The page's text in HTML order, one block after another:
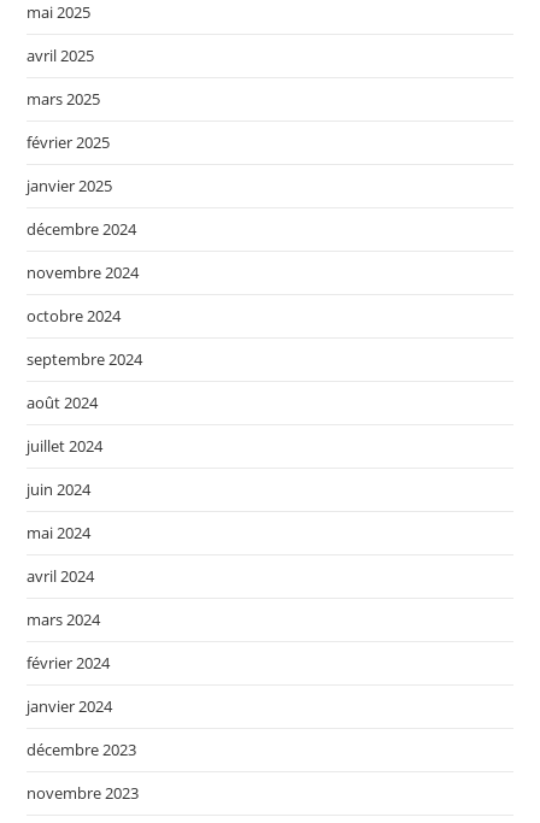
mai 2025
avril 2025
mars 2025
février 2025
janvier 2025
décembre 2024
novembre 2024
octobre 2024
septembre 2024
août 2024
juillet 2024
juin 2024
mai 2024
avril 2024
mars 2024
février 2024
janvier 2024
décembre 2023
novembre 2023